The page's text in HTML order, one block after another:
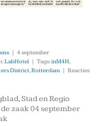
| 4 september
LabHotel | Tags:inM4H,
District,Rotterdam | Reacties
Stad en Regio
zaak 04 september